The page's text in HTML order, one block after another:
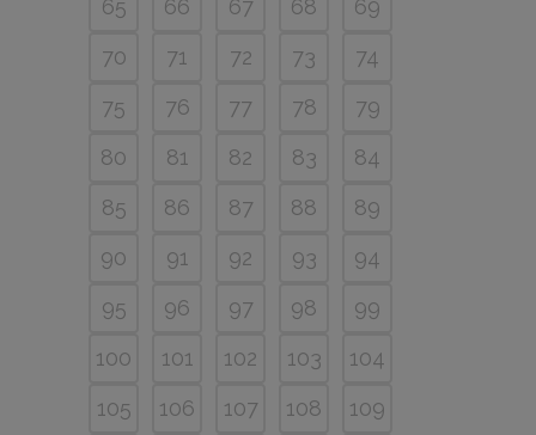
65
66 67 68
69
70
71 72 73
74
75
76 77 78
79
80
81 82 83
84
85
86 87 88
89
90
91 92 93
94
95
96 97 98
99
100
101 102 103
104
105
106 107 108
109